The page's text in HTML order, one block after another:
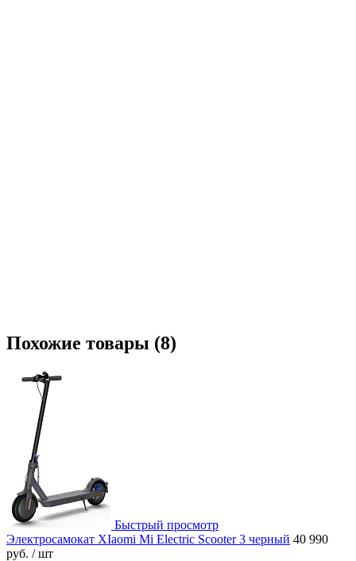
Похожие товары (8)
Быстрый просмотр
Электросамокат XIaomi Mi Electric Scooter 3 черный 40 990
руб. / шт